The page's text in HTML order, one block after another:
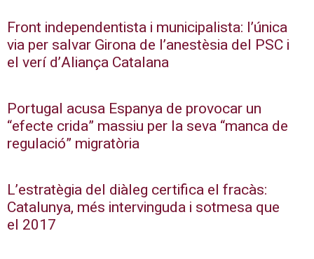
Front independentista i municipalista: l’única
via per salvar Girona de l’anestèsia del PSC i
el verí d’Aliança Catalana
Portugal acusa Espanya de provocar un
“efecte crida” massiu per la seva “manca de
regulació” migratòria
L’estratègia del diàleg certifica el fracàs:
Catalunya, més intervinguda i sotmesa que
el 2017